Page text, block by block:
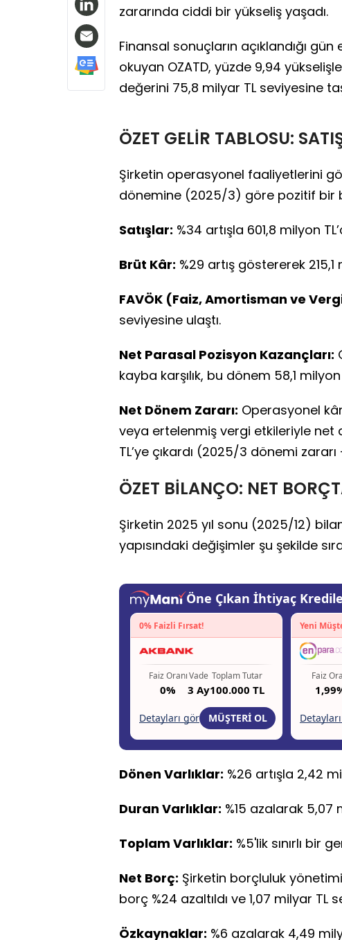
zararında ciddi bir yükseliş yaşadı.
Finansal sonuçların açıklandığı
okuyan OZATD, yüzde 9,94
değerini 75,8 milyar TL seviyesine
ÖZET GELİR TABLOSU:
Şirketin operasyonel faaliyetlerini
dönemine (2025/3) göre pozitif bir
Satışlar: %34 artışla 601,8 milyon
Brüt Kâr: %29 artış göstererek
FAVÖK (Faiz, Amortisman ve
seviyesine ulaştı.
Net Parasal Pozisyon Kazançları:
kayba karşılık, bu dönem 58,1 milyon
Net Dönem Zararı: Operasyonel
veya ertelenmiş vergi etkileriyle net
TL’ye çıkardı (2025/3 dönemi
ÖZET BİLANÇO: NET
Şirketin 2025 yıl sonu (2025/12)
yapısındaki değişimler şu şekilde
Dönen Varlıklar: %26 artışla 2,42
Duran Varlıklar: %15 azalarak 5,07
Toplam Varlıklar: %5'lik sınırlı bir
Net Borç: Şirketin borçluluk
borç %24 azaltıldı ve 1,07 milyar TL
Özkaynaklar: %6 azalarak 4,49